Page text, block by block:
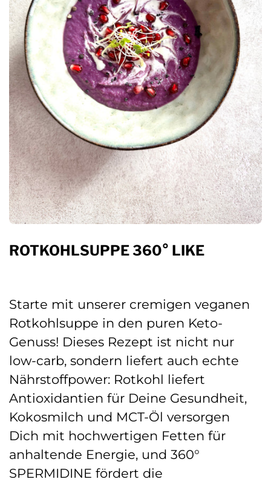
ROTKOHLSUPPE 360° LIKE
Starte mit unserer cremigen veganen
Rotkohlsuppe in den puren Keto-
Genuss! Dieses Rezept ist nicht nur
low-carb, sondern liefert auch echte
Nährstoffpower: Rotkohl liefert
Antioxidantien für Deine Gesundheit,
Kokosmilch und MCT-Öl versorgen
Dich mit hochwertigen Fetten für
anhaltende Energie, und 360°
SPERMIDINE fördert die